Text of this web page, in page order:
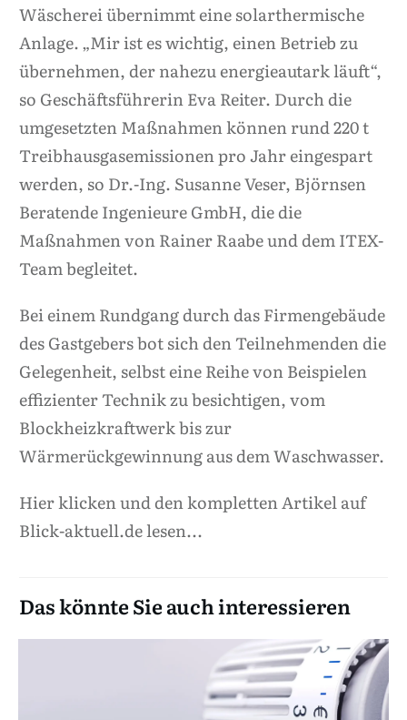
Wäscherei übernimmt eine solarthermische
Anlage. „Mir ist es wichtig, einen Betrieb zu
übernehmen, der nahezu energieautark läuft“,
so Geschäftsführerin Eva Reiter. Durch die
umgesetzten Maßnahmen können rund 220 t
Treibhausgasemissionen pro Jahr eingespart
werden, so Dr.-Ing. Susanne Veser, Björnsen
Beratende Ingenieure GmbH, die die
Maßnahmen von Rainer Raabe und dem ITEX-
Team begleitet.
Bei einem Rundgang durch das Firmengebäude
des Gastgebers bot sich den Teilnehmenden die
Gelegenheit, selbst eine Reihe von Beispielen
effizienter Technik zu besichtigen, vom
Blockheizkraftwerk bis zur
Wärmerückgewinnung aus dem Waschwasser.
Hier klicken und den kompletten Artikel auf
Blick-aktuell.de lesen...
Das könnte Sie auch interessieren